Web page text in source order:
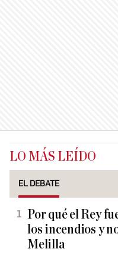
LO MÁS LEÍDO
EL DEBATE
Por qué el Rey
los incendios y
Melilla